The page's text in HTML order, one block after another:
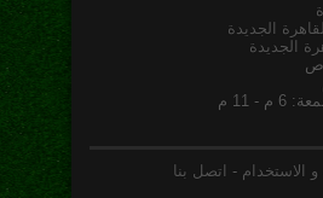
الجديدة
الجديدة
- 11 م
الاستخدام - اتصل بنا